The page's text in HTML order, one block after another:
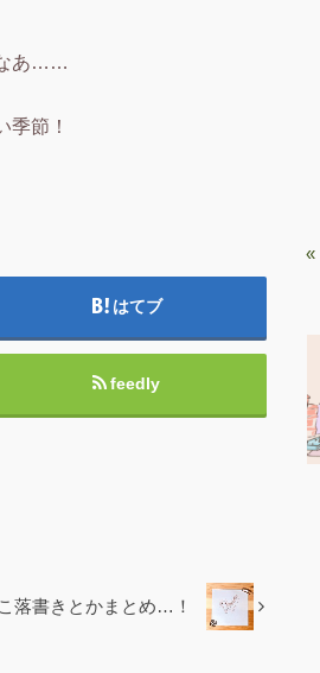
なあ……
節！
はてブ
feedly
落書きとかまとめ…！
«